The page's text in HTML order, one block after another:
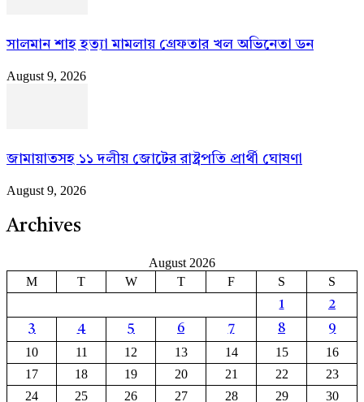
সালমান শাহ হত্যা মামলায় গ্রেফতার খল অভিনেতা ডন
August 9, 2026
জামায়াতসহ ১১ দলীয় জোটের রাষ্ট্রপতি প্রার্থী ঘোষণা
August 9, 2026
Archives
August 2026
M
T W T F S S
1
2
3
4 5 6 7 8 9
10 11 12 13 14 15
16
17
18 19 20 21 22
23
24
25 26 27 28 29 30